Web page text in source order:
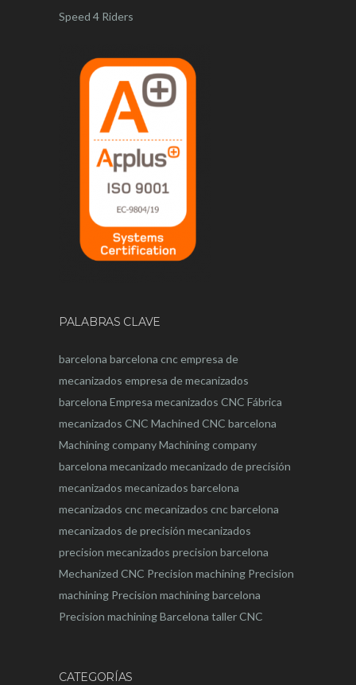
Speed 4 Riders
PALABRAS CLAVE
barcelona barcelona cncempresa de
mecanizados empresa de mecanizados
barcelona Empresa mecanizados CNC Fábrica
mecanizados CNC Machined CNC barcelona
Machining companyMachining company
barcelona mecanizado mecanizado de precisión
mecanizados mecanizados barcelona
mecanizados cncmecanizados cnc barcelona
mecanizados de precisión mecanizados
precision mecanizados precision barcelona
Mechanized CNC Precision machining Precision
machining Precision machining barcelona
Precision machining Barcelona taller CNC
CATEGORÍAS